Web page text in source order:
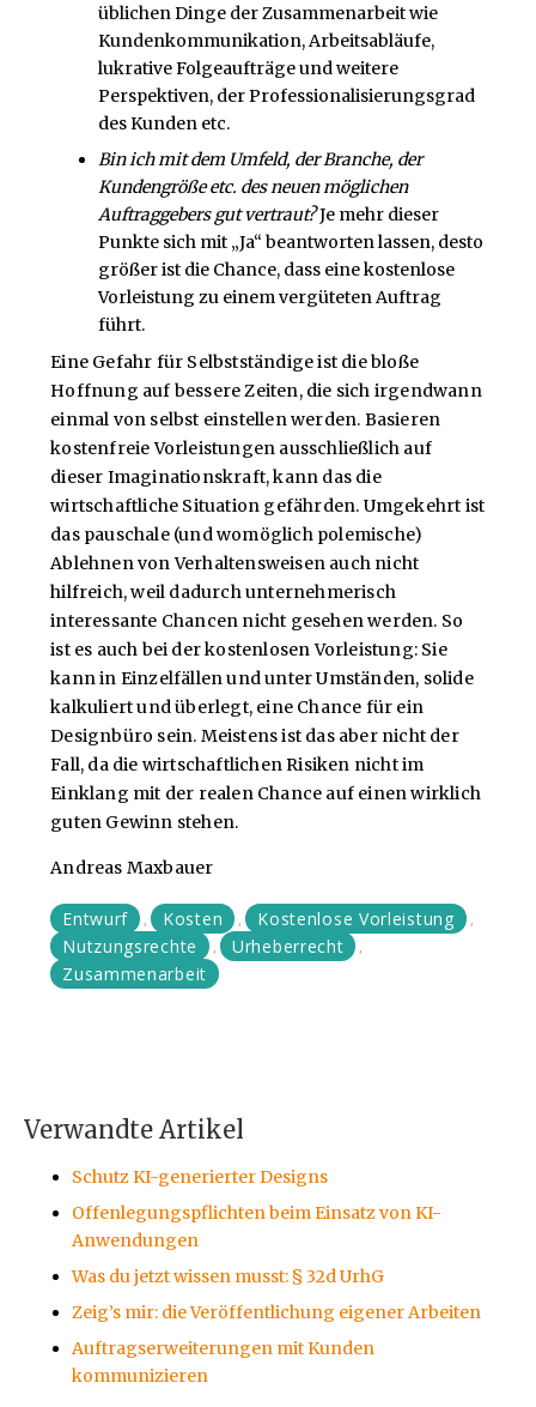
üblichen Dinge der Zusammenarbeit wie
Kundenkommunikation, Arbeitsabläufe,
lukrative Folgeaufträge und weitere
Perspektiven, der Professionalisierungsgrad
des Kunden etc.
Bin ich mit dem Umfeld, der Branche, der
Kundengröße etc. des neuen möglichen
Auftraggebers gut vertraut?Je mehr dieser
Punkte sich mit „Ja“ beantworten lassen, desto
größer ist die Chance, dass eine kostenlose
Vorleistung zu einem vergüteten Auftrag
führt.
Eine Gefahr für Selbstständige ist die bloße
Hoffnung auf bessere Zeiten, die sich irgendwann
einmal von selbst einstellen werden. Basieren
kostenfreie Vorleistungen ausschließlich auf
dieser Imaginationskraft, kann das die
wirtschaftliche Situation gefährden. Umgekehrt ist
das pauschale (und womöglich polemische)
Ablehnen von Verhaltensweisen auch nicht
hilfreich, weil dadurch unternehmerisch
interessante Chancen nicht gesehen werden. So
ist es auch bei der kostenlosen Vorleistung: Sie
kann in Einzelfällen und unter Umständen, solide
kalkuliert und überlegt, eine Chance für ein
Designbüro sein. Meistens ist das aber nicht der
Fall, da die wirtschaftlichen Risiken nicht im
Einklang mit der realen Chance auf einen wirklich
guten Gewinn stehen.
Andreas Maxbauer
Entwurf , Kosten , Kostenlose Vorleistung ,
Nutzungsrechte , Urheberrecht ,
Zusammenarbeit
Verwandte Artikel
Schutz KI-generierter Designs
Offenlegungspflichten beim Einsatz von KI-
Anwendungen
Was du jetzt wissen musst: § 32d UrhG
Zeig’s mir: die Veröffentlichung eigener Arbeiten
Auftragserweiterungen mit Kunden
kommunizieren